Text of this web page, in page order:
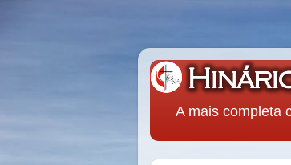
A mais completa